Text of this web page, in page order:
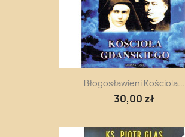
Błogosławieni Kościola...
30,00 zł